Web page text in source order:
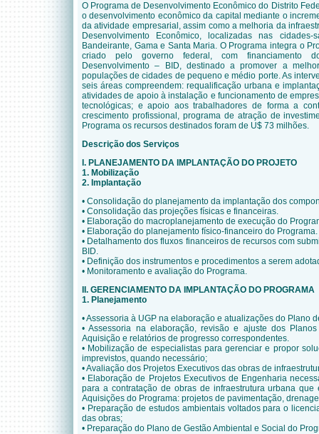
O Programa de Desenvolvimento Econômico do Distrito
o desenvolvimento econômico da capital mediante o
da atividade empresarial, assim como a melhoria da
Desenvolvimento Econômico, localizadas nas
Bandeirante, Gama e Santa Maria. O Programa integra o
criado pelo governo federal, com financiamento
Desenvolvimento – BID, destinado a promover a
populações de cidades de pequeno e médio porte. As
seis áreas compreendem: requalificação urbana e
atividades de apoio à instalação e funcionamento de
tecnológicas; e apoio aos trabalhadores de forma a
crescimento profissional, programa de atração de
Programa os recursos destinados foram de U$ 73 milhões.
Descrição dos Serviços
I. PLANEJAMENTO DA IMPLANTAÇÃO DO PROJETO
1. Mobilização
2. Implantação
• Consolidação do planejamento da implantação dos
• Consolidação das projeções físicas e financeiras.
• Elaboração do macroplanejamento de execução do
• Elaboração do planejamento físico-financeiro do Programa.
• Detalhamento dos fluxos financeiros de recursos com
BID.
• Definição dos instrumentos e procedimentos a serem
• Monitoramento e avaliação do Programa.
II. GERENCIAMENTO DA IMPLANTAÇÃO DO PROGRAMA
1. Planejamento
• Assessoria à UGP na elaboração e atualizações do Plano
• Assessoria na elaboração, revisão e ajuste dos
Aquisição e relatórios de progresso correspondentes.
• Mobilização de especialistas para gerenciar e propor
imprevistos, quando necessário;
• Avaliação dos Projetos Executivos das obras de
• Elaboração de Projetos Executivos de Engenharia
para a contratação de obras de infraestrutura urbana que
Aquisições do Programa: projetos de pavimentação,
• Preparação de estudos ambientais voltados para o
das obras;
• Preparação do Plano de Gestão Ambiental e Social do